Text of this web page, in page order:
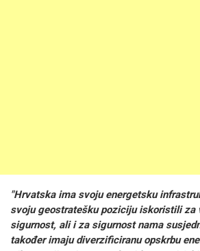
"Hrvatska ima svoju energetsku
svoju geostratešku poziciju iskoristili za
sigurnost, ali i za sigurnost nama
također imaju diverzificiranu opskrbu